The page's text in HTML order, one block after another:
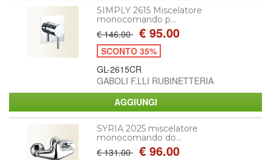
SIMPLY 2615 Miscelatore
monocomando p...
€ 146.00 € 95.00
SCONTO 35%
GL-2615CR
GABOLI F.LLI RUBINETTERIA
SYRIA 2025 miscelatore
monocomando do...
€ 131.00 € 96.00